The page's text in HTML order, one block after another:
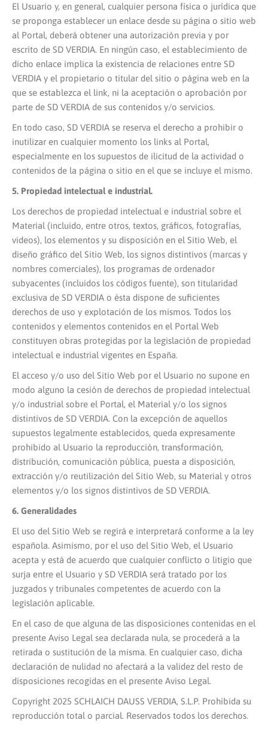
El Usuario y, en general, cualquier persona física o jurídica que
se proponga establecer un enlace desde su página o sitio web
al Portal, deberá obtener una autorización previa y por
escrito de SD VERDIA. En ningún caso, el establecimiento de
dicho enlace implica la existencia de relaciones entre SD
VERDIA y el propietario o titular del sitio o página web en la
que se establezca el link, ni la aceptación o aprobación por
parte de SD VERDIA de sus contenidos y/o servicios.
En todo caso, SD VERDIA se reserva el derecho a prohibir o
inutilizar en cualquier momento los links al Portal,
especialmente en los supuestos de ilicitud de la actividad o
contenidos de la página o sitio en el que se incluye el mismo.
5. Propiedad intelectual e industrial.
Los derechos de propiedad intelectual e industrial sobre el
Material (incluido, entre otros, textos, gráficos, fotografías,
videos), los elementos y su disposición en el Sitio Web, el
diseño gráfico del Sitio Web, los signos distintivos (marcas y
nombres comerciales), los programas de ordenador
subyacentes (incluidos los códigos fuente), son titularidad
exclusiva de SD VERDIA o ésta dispone de suficientes
derechos de uso y explotación de los mismos. Todos los
contenidos y elementos contenidos en el Portal Web
constituyen obras protegidas por la legislación de propiedad
intelectual e industrial vigentes en España.
El acceso y/o uso del Sitio Web por el Usuario no supone en
modo alguno la cesión de derechos de propiedad intelectual
y/o industrial sobre el Portal, el Material y/o los signos
distintivos de SD VERDIA. Con la excepción de aquellos
supuestos legalmente establecidos, queda expresamente
prohibido al Usuario la reproducción, transformación,
distribución, comunicación pública, puesta a disposición,
extracción y/o reutilización del Sitio Web, su Material y otros
elementos y/o los signos distintivos de SD VERDIA.
6. Generalidades
El uso del Sitio Web se regirá e interpretará conforme a la ley
española. Asimismo, por el uso del Sitio Web, el Usuario
acepta y está de acuerdo que cualquier conflicto o litigio que
surja entre el Usuario y SD VERDIA será tratado por los
juzgados y tribunales competentes de acuerdo con la
legislación aplicable.
En el caso de que alguna de las disposiciones contenidas en el
presente Aviso Legal sea declarada nula, se procederá a la
retirada o sustitución de la misma. En cualquier caso, dicha
declaración de nulidad no afectará a la validez del resto de
disposiciones recogidas en el presente Aviso Legal.
Copyright 2025 SCHLAICH DAUSS VERDIA, S.L.P. Prohibida su
reproducción total o parcial. Reservados todos los derechos.